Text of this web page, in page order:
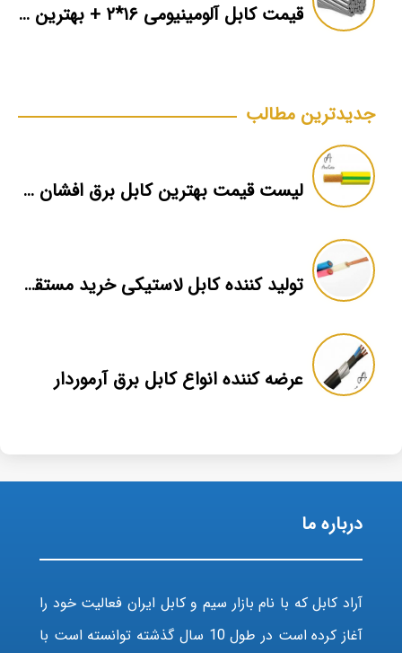
قیمت کابل آلومینیومی ۱۶*۲ + بهترین برند بازار + اطلاعات فنی
جدیدترین مطالب
لیست قیمت بهترین کابل برق افشان سیمیا
تولید کننده کابل لاستیکی خرید مستقیم کارخانه
عرضه کننده انواع کابل برق آرموردار
درباره ما
آراد کابل که با نام بازار سیم و کابل ایران فعالیت خود را
آغاز کرده است در طول 10 سال گذشته توانسته است با